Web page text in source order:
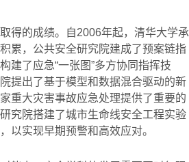
得的成绩。自2006年起，清华大学承
累，公共安全研究院建成了预案链指
建了应急“一张图”多方协同指挥技
提出了基于模型和数据混合驱动的新
重大灾害事故应急处理提供了重要的
究院搭建了城市生命线安全工程实验
以实现早期预警和高效应对。